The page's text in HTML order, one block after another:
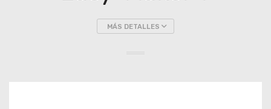
MÁS DETALLES